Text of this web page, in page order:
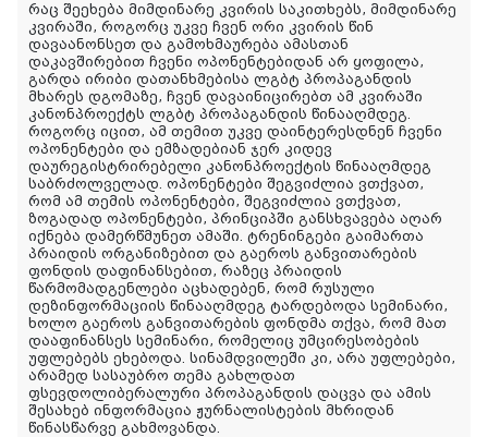
რაც შეეხება მიმდინარე კვირის საკითხებს, მიმდინარე
კვირაში, როგორც უკვე ჩვენ ორი კვირის წინ
დავაანონსეთ და გამოხმაურება ამასთან
დაკავშირებით ჩვენი ოპონენტებიდან არ ყოფილა,
გარდა ირიბი დათანხმებისა ლგბტ პროპაგანდის
მხარეს დგომაზე, ჩვენ დავაინიცირებთ ამ კვირაში
კანონპროექტს ლგბტ პროპაგანდის წინააღმდეგ.
როგორც იცით, ამ თემით უკვე დაინტერესდნენ ჩვენი
ოპონენტები და ემზადებიან ჯერ კიდევ
დაურეგისტრირებელი კანონპროექტის წინააღმდეგ
საბრძოლველად. ოპონენტები შეგვიძლია ვთქვათ,
რომ ამ თემის ოპონენტები, შეგვიძლია ვთქვათ,
ზოგადად ოპონენტები, პრინციპში განსხვავება აღარ
იქნება დამერწმუნეთ ამაში. ტრენინგები გაიმართა
პრაიდის ორგანიზებით და გაეროს განვითარების
ფონდის დაფინანსებით, რაზეც პრაიდის
წარმომადგენლები აცხადებენ, რომ რუსული
დეზინფორმაციის წინააღმდეგ ტარდებოდა სემინარი,
ხოლო გაეროს განვითარების ფონდმა თქვა, რომ მათ
დააფინანსეს სემინარი, რომელიც უმცირესობების
უფლებებს ეხებოდა. სინამდვილეში კი, არა უფლებები,
არამედ სასაუბრო თემა გახლდათ
ფსევდოლიბერალური პროპაგანდის დაცვა და ამის
შესახებ ინფორმაცია ჟურნალისტების მხრიდან
წინასწარვე გახმოვანდა.